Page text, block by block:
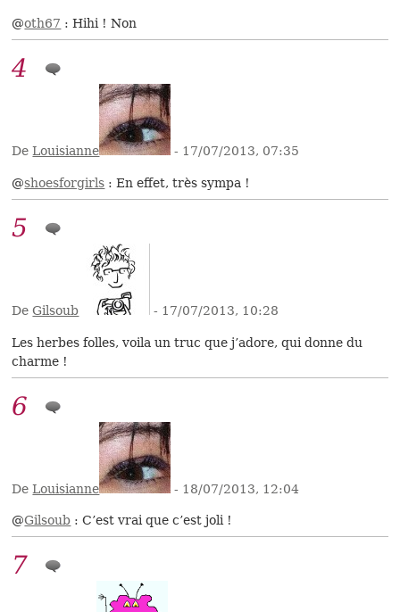
@oth67 : Hihi ! Non
4
DeLouisianne - 17/07/2013, 07:35
@shoesforgirls : En effet, très sympa !
5
DeGilsoub - 17/07/2013, 10:28
Les herbes folles, voila un truc que j’adore, qui donne du
charme !
6
DeLouisianne - 18/07/2013, 12:04
@Gilsoub : C’est vrai que c’est joli !
7